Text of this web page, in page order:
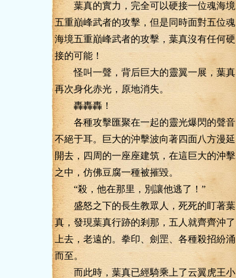
葉真的實力，完全可以硬接一位魂海境
五重巔峰武者的攻擊，但是同時面對五位魂
海境五重巔峰武者的攻擊，葉真沒有任何硬
接的可能！
怪叫一聲，背后巨大的靈翼一展，葉真
再次身化赤光，原地消失。
轟轟轟！
各種攻擊匯聚在一起的靈光爆閃的聲音
不絕于耳。巨大的沖擊波向著四面八方漫延
開去，四周的一座座建筑，在這巨大的沖擊
之中，仿佛豆腐一種被摧毀。
“殺，他在那里，別讓他逃了！”
盛怒之下的長生教眾人，死死的盯著葉
真，發現葉真行跡的剎那，五人就齊齊沖了
上去，老遠的。拳印、劍罡、各種殺招紛涌
而至。
而此時，葉真已經騎乘上了云翼虎王小